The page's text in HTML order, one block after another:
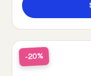
-20%